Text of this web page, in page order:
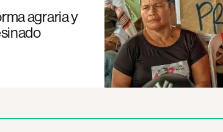
agraria y